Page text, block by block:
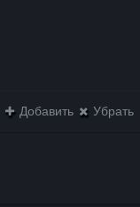
Добавить Убрать